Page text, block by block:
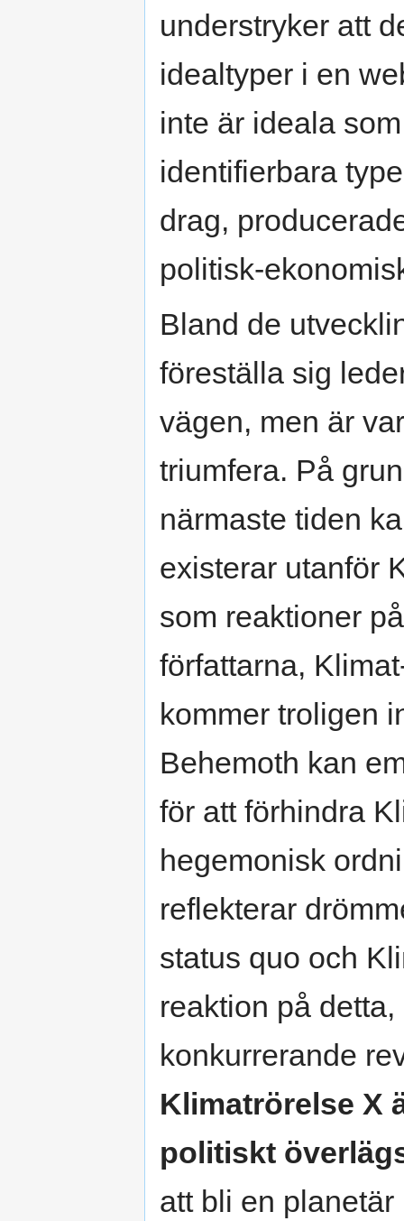
understryker att
idealtyper i en
inte är ideala
identifierbara
drag,
politisk-
Bland de
föreställa sig
vägen, men är
triumfera. På
närmaste tiden
existerar utanför
som reaktioner
författarna,
kommer troligen
Behemoth kan
för att förhindra
hegemonisk
reflekterar
status quo och
reaktion på
konkurrerande
Klimatrörelse X
politiskt
att bli en planetär